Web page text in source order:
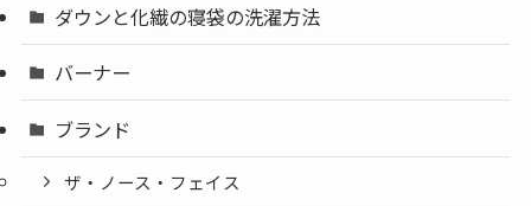
ダウンと化繊の寝袋の洗濯方法
バーナー
ブランド
ザ・ノース・フェイス